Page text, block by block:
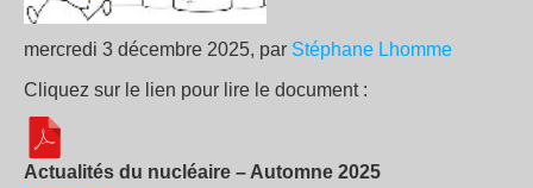
mercredi 3 décembre 2025, par Stéphane Lhomme
Cliquez sur le lien pour lire le document :
Actualités du nucléaire – Automne 2025